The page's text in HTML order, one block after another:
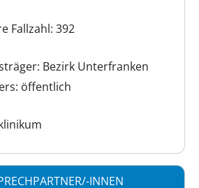
Fallzahl: 392
Bezirk Unterfranken
öffentlich
INNEN